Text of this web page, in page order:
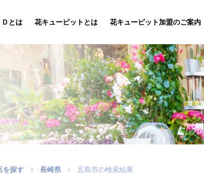
Ｄとは 花キューピットとは 花キューピット加盟のご案内
を探す 長崎県 五島市の検索結果